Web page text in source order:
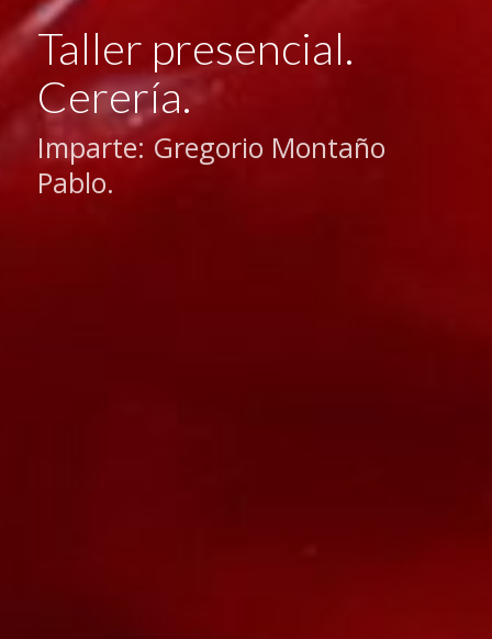
Taller presencial.
Cerería.
Imparte: Gregorio Montaño
Pablo.